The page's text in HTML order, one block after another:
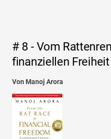
# 8 - Vom
finanziellen Freiheit
Von Manoj Arora